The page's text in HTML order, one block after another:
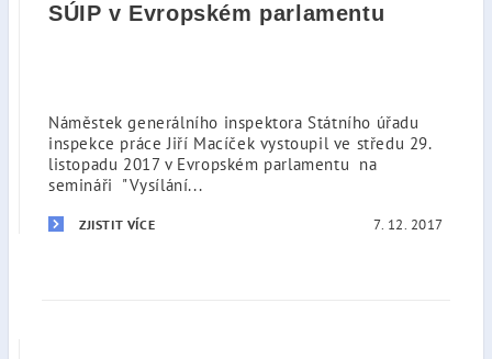
SÚIP v Evropském parlamentu
Náměstek generálního inspektora Státního úřadu
inspekce práce Jiří Macíček vystoupil ve středu 29.
listopadu 2017 v Evropském parlamentu na
semináři "Vysílání...
ZJISTIT VÍCE 7. 12. 2017